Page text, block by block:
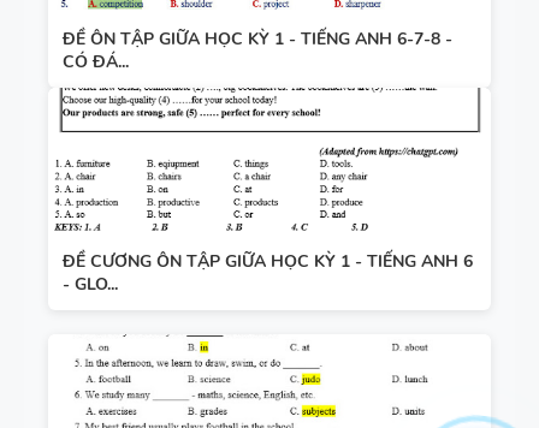
ĐỀ ÔN TẬP GIỮA HỌC KỲ 1 - TIẾNG ANH 6-7-8 -
CÓ ĐÁ...
ĐỀ CƯƠNG ÔN TẬP GIỮA HỌC KỲ 1 - TIẾNG ANH 6
- GLO...